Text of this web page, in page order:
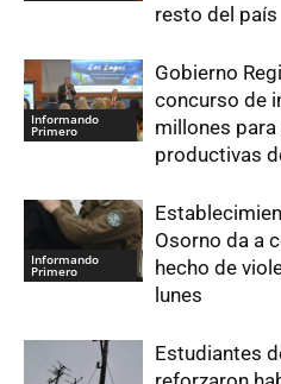
resto del país
Informando
Primero
Gobierno
concurso de
millones
productivas
Informando
Primero
Osorno da a
hecho de
lunes
Estudiantes